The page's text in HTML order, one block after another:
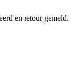
en retour gemeld.